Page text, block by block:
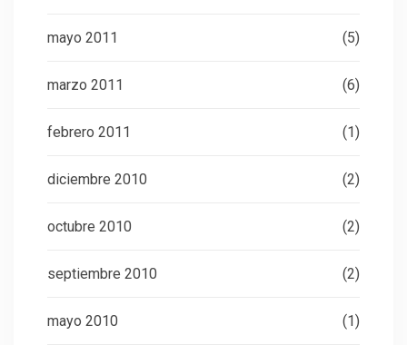
mayo 2011 (5)
marzo 2011 (6)
febrero 2011 (1)
diciembre 2010 (2)
octubre 2010 (2)
septiembre 2010 (2)
mayo 2010 (1)